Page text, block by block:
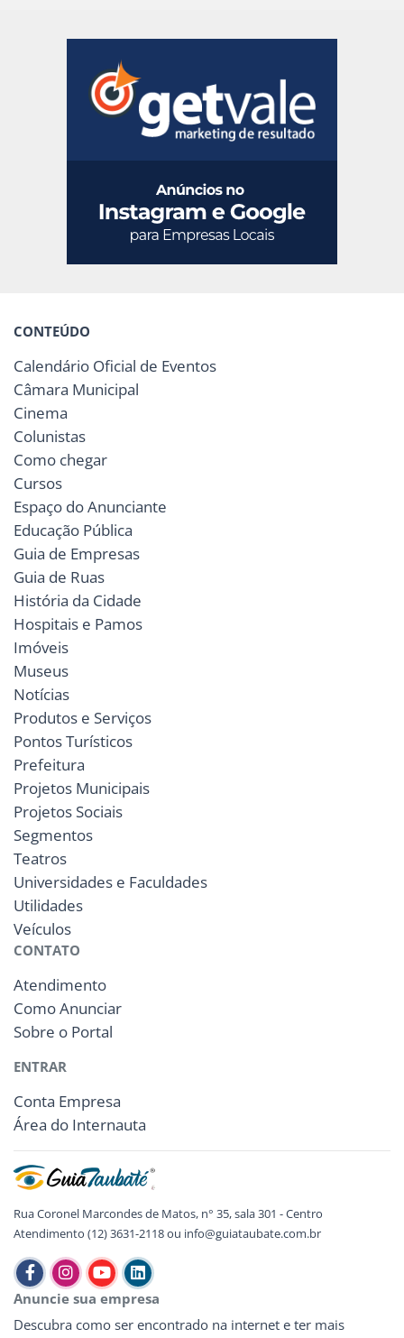
CONTEÚDO
Calendário Oficial de Eventos
Câmara Municipal
Cinema
Colunistas
Como chegar
Cursos
Espaço do Anunciante
Educação Pública
Guia de Empresas
Guia de Ruas
História da Cidade
Hospitais e Pamos
Imóveis
Museus
Notícias
Produtos e Serviços
Pontos Turísticos
Prefeitura
Projetos Municipais
Projetos Sociais
Segmentos
Teatros
Universidades e Faculdades
Utilidades
Veículos
CONTATO
Atendimento
Como Anunciar
Sobre o Portal
ENTRAR
Conta Empresa
Área do Internauta
Rua Coronel Marcondes de Matos, n° 35, sala 301 - Centro
Atendimento (12) 3631-2118 ou info@guiataubate.com.br
Anuncie sua empresa
Descubra como ser encontrado na internet e ter mais